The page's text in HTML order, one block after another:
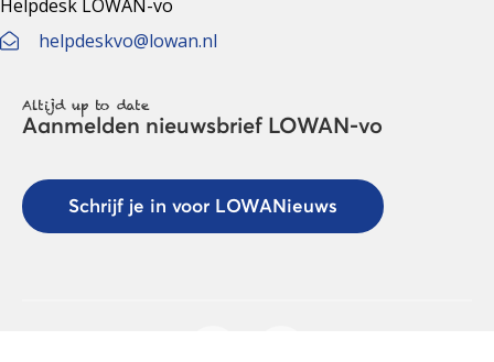
Helpdesk LOWAN-vo
helpdeskvo@lowan.nl
Altijd up to date
Aanmelden nieuwsbrief LOWAN-vo
Schrijf je in voor LOWANieuws